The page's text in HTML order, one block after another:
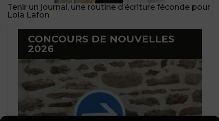
Tenir un journal, une routine d’écriture féconde pour
Lola Lafon
CONCOURS DE NOUVELLES
2026